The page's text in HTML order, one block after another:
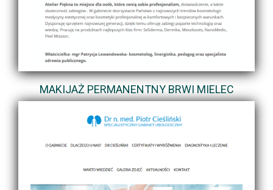
MAKIJAŻ PERMANENTNY BRWI MIELEC